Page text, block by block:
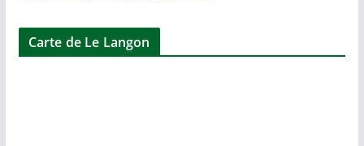
Carte de Le Langon